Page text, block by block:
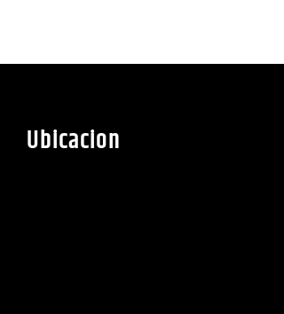
Ubicacion